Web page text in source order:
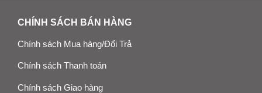
CHÍNH SÁCH BÁN HÀNG
Chính sách Mua hàng/Đổi Trả
Chính sách Thanh toán
Chính sách Giao hàng